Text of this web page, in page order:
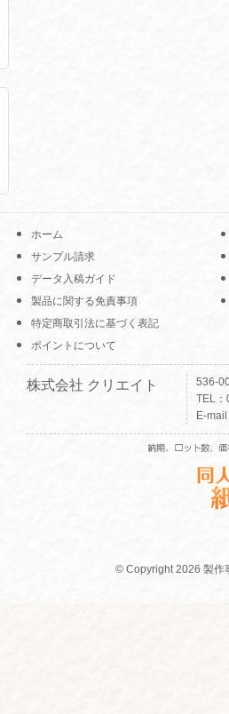
ホーム
サンプル請求
データ入稿ガイド
製品に関する免責事項
特定商取引法に基づく表記
ポイントについて
株式会社 クリエイト
536-
TEL
E-
© Copyright 2026 製作